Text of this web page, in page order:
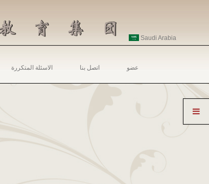
Saudi Arabia
الاسئلة المتكررة اتصل بنا عضو